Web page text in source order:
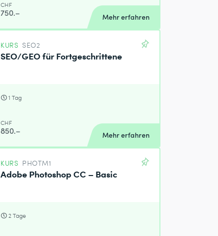
CHF
750.– Mehr erfahren
KURS SEO2
SEO/GEO für Fortgeschrittene
1 Tag
CHF
850.– Mehr erfahren
KURS PHOTM1
Adobe Photoshop CC – Basic
2 Tage